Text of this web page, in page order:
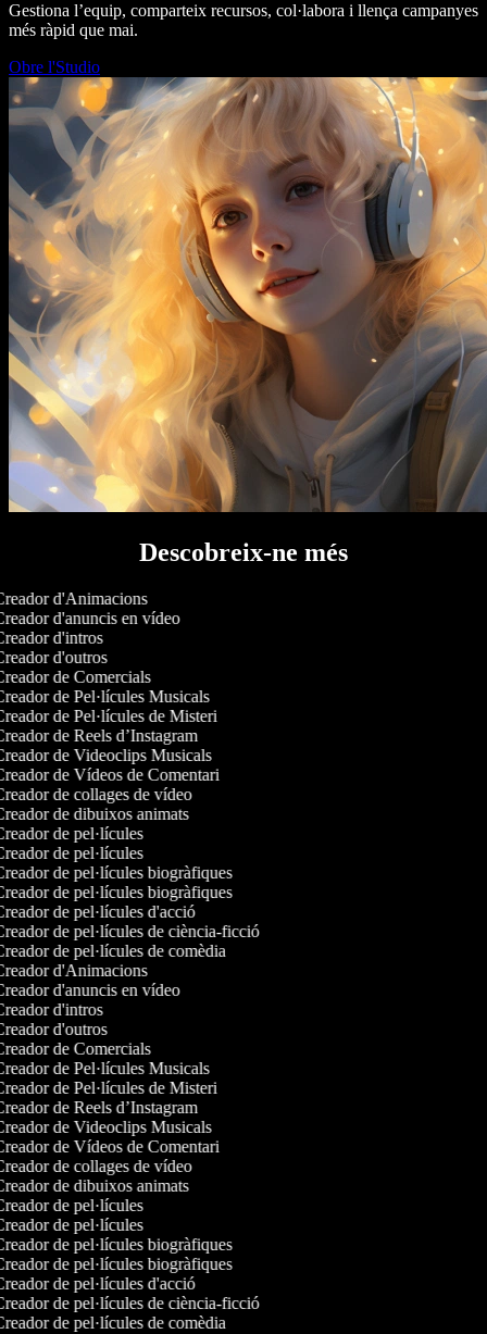
Gestiona l’equip, comparteix recursos, col·labora i llença campanyes
més ràpid que mai.
Obre l'Studio
Descobreix-ne més
d'Animacions
d'anuncis en vídeo
d'intros
d'outros
de Comercials
de Pel·lícules Musicals
de Pel·lícules de Misteri
de Reels d’Instagram
de Videoclips Musicals
de Vídeos de Comentari
de collages de vídeo
de dibuixos animats
de pel·lícules
de pel·lícules
de pel·lícules biogràfiques
de pel·lícules biogràfiques
de pel·lícules d'acció
de pel·lícules de ciència-ficció
de pel·lícules de comèdia
d'Animacions
d'anuncis en vídeo
d'intros
d'outros
de Comercials
de Pel·lícules Musicals
de Pel·lícules de Misteri
de Reels d’Instagram
de Videoclips Musicals
de Vídeos de Comentari
de collages de vídeo
de dibuixos animats
de pel·lícules
de pel·lícules
de pel·lícules biogràfiques
de pel·lícules biogràfiques
de pel·lícules d'acció
de pel·lícules de ciència-ficció
de pel·lícules de comèdia